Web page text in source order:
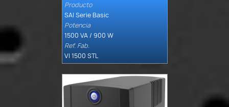

Producto
SAI Serie Basic
Potencia
1500 VA / 900 W
Ref. Fab.
VI 1500 STL